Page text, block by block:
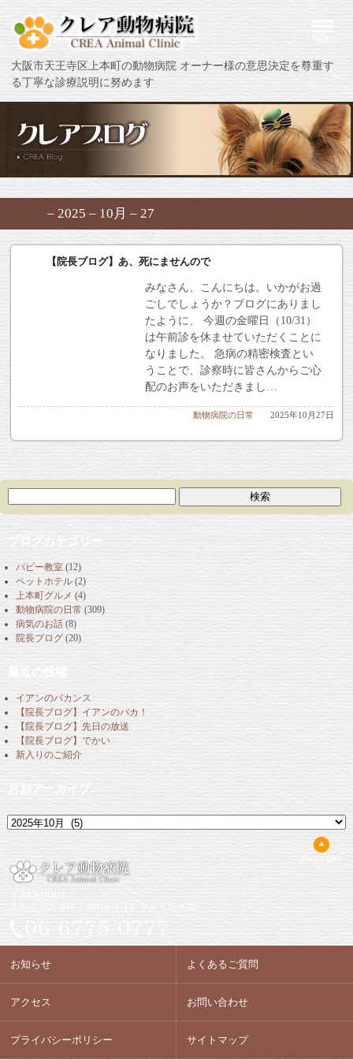
大阪市天王寺区上本町の動物病院 オーナー様の意思決定を尊重す
る丁寧な診療説明に努めます
– 2025 – 10月 – 27
【院長ブログ】あ、死にませんので
みなさん、こんにちは。いかがお過
ごしでしょうか？ブログにありまし
たように、 今週の金曜日（10/31）
は午前診を休ませていただくことに
なりました。 急病の精密検査とい
うことで、診察時に皆さんからご心
配のお声をいただきまし…
2025年10月27日
動物病院の日常
ブログカテゴリー
パピー教室 (12)
ペットホテル (2)
上本町グルメ (4)
動物病院の日常 (309)
病気のお話 (8)
院長ブログ (20)
最近の投稿
イアンのバカンス
【院長ブログ】イアンのバカ！
【院長ブログ】先日の放送
【院長ブログ】でかい
新入りのご紹介
月別アーカイブ
月
別
ア
お知らせ よくあるご質問
アクセス お問い合わせ
プライバシーポリシー サイトマップ